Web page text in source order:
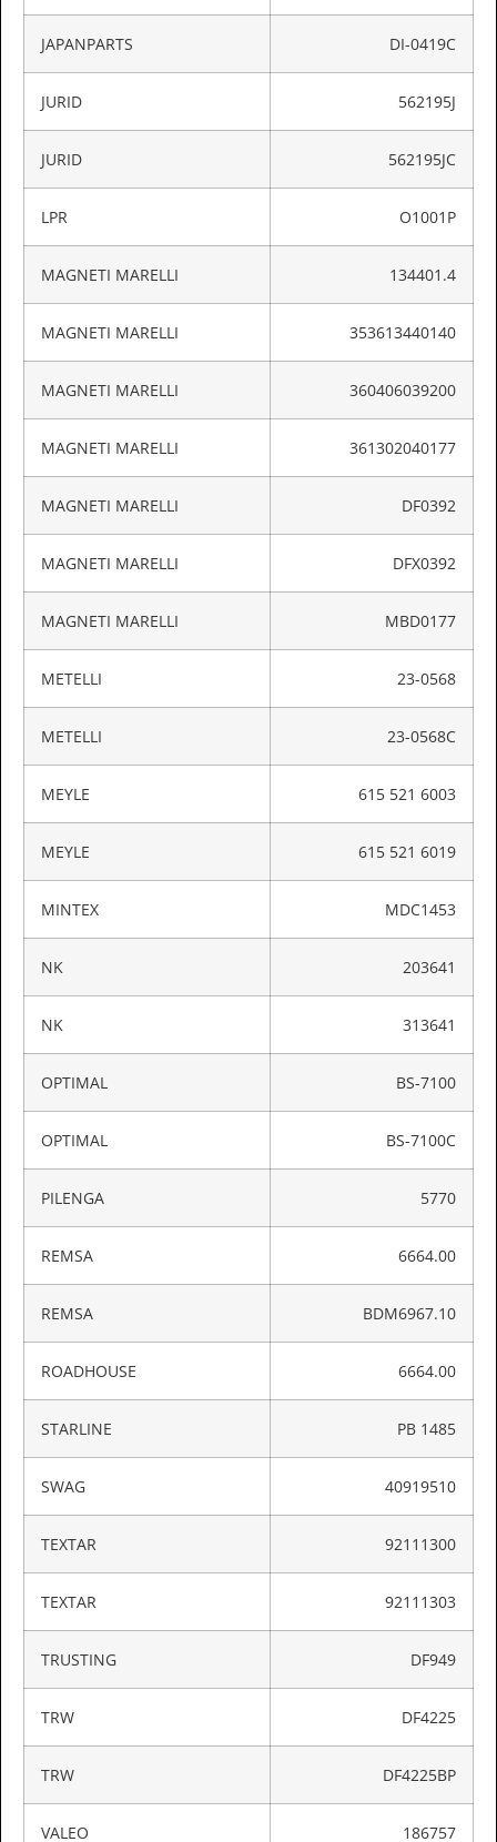
JAPANPARTS DI-0419C
JURID 562195J
JURID 562195JC
LPR O1001P
MAGNETI MARELLI 134401.4
MAGNETI MARELLI 353613440140
MAGNETI MARELLI 360406039200
MAGNETI MARELLI 361302040177
MAGNETI MARELLI DF0392
MAGNETI MARELLI DFX0392
MAGNETI MARELLI MBD0177
METELLI 23-0568
METELLI 23-0568C
MEYLE 615 521 6003
MEYLE 615 521 6019
MINTEX MDC1453
NK 203641
NK 313641
OPTIMAL BS-7100
OPTIMAL BS-7100C
PILENGA 5770
REMSA 6664.00
REMSA BDM6967.10
ROADHOUSE 6664.00
STARLINE PB 1485
SWAG 40919510
TEXTAR 92111300
TEXTAR 92111303
TRUSTING DF949
TRW DF4225
TRW DF4225BP
VALEO 186757